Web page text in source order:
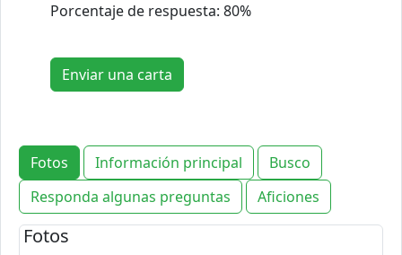
Porcentaje de respuesta: 80%
Enviar una carta
Fotos Información principal
Busco
Responda algunas preguntas
Aficiones
Fotos